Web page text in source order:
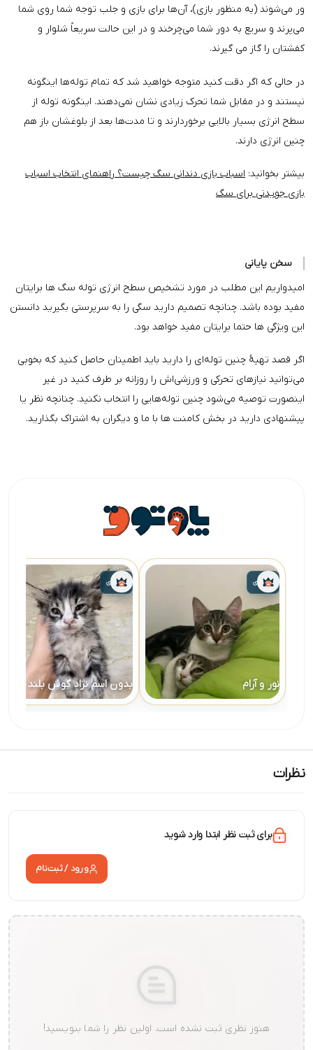
ور می‌شوند (به منظور بازی)، آن‌ها برای بازی و جلب توجه شما روی شما
می‌پرند و سریع به دور شما می‌چرخند و در این حالت سریعاً شلوار و
کفشتان را گاز می گیرند.
در حالی که اگر دقت کنید متوجه خواهید شد که تمام توله‌ها اینگونه
نیستند و در مقابل شما تحرک زیادی نشان نمی‌دهند. اینگونه توله از
سطح انرژی بسیار بالایی برخوردارند و تا مدت‌ها بعد از بلوغشان باز هم
چنین انرژی دارند.
بیشتر بخوانید: اسباب بازی دندانی سگ چیست؟ راهنمای انتخاب اسباب
بازی جویدنی برای سگ
سخن پایانی
امیدواریم این مطلب در مورد تشخیص سطح انرژی توله سگ ها برایتان
مفید بوده باشد. چنانچه تصمیم دارید سگی را به سرپرستی بگیرید دانستن
این ویژگی ها حتما برایتان مفید خواهد بود.
اگر قصد تهیهٔ چنین توله‌ای را دارید باید اطمینان حاصل کنید که بخوبی
می‌توانید نیازهای تحرکی و ورزشی‌اش را روزانه بر طرف کنید در غیر
اینصورت توصیه می‌شود چنین توله‌هایی را انتخاب نکنید. چنانچه نظر یا
پیشنهادی دارید در بخش کامنت ها با ما و دیگران به اشتراک بگذارید.
واگذاری
نور و آرام
واگذاری
بدون اسم نژاد گوش بلند
نظرات
برای ثبت نظر ابتدا وارد شوید
ورود / ثبت‌نام
هنوز نظری ثبت نشده است. اولین نظر را شما بنویسید!